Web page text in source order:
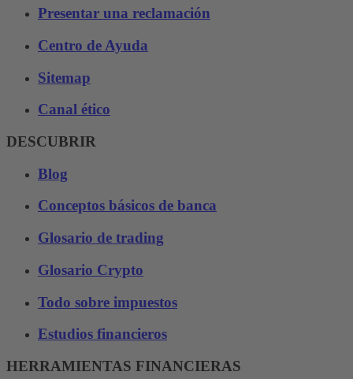
Presentar una reclamación
Centro de Ayuda
Sitemap
Canal ético
DESCUBRIR
Blog
Conceptos básicos de banca
Glosario de trading
Glosario Crypto
Todo sobre impuestos
Estudios financieros
HERRAMIENTAS FINANCIERAS